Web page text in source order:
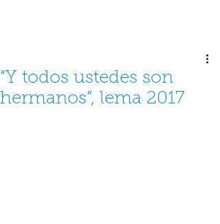
“Y todos ustedes son
hermanos”, lema 2017